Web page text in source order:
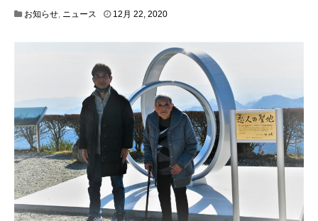
お知らせ, ニュース 12月 22, 20204
0
,
0
2
1